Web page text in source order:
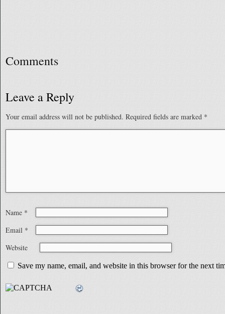
Comments
Leave a Reply
Your email address will not be published. Required fields are marked *
Name *
Email *
Website
Save my name, email, and website in this browser for the next